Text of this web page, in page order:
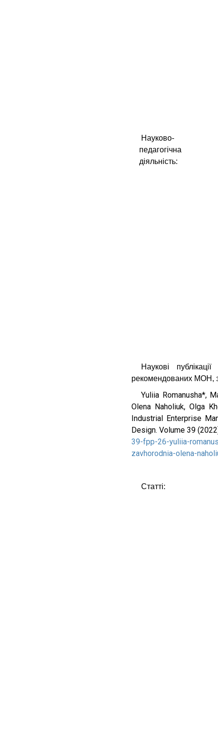
Науково-
педагогічна
діяльність:
Наукові
рекомендованих МОН,
Yuliia Romanusha*,
Olena Naholiuk, Olga
Industrial Enterprise
Design. Volume 39
39-fpp-26-yuliia-
zavhorodnia-olena-
Статті: